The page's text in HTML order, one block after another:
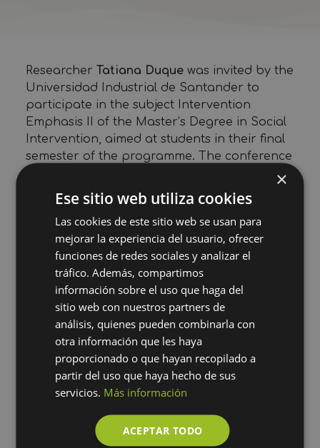
Researcher Tatiana Duquewas invited by the
Universidad Industrial de Santander to
participate in the subject Intervention
Emphasis II of the Master’s Degree in Social
Intervention, aimed at students in their final
semester of the programme. The conference
combining face-to-face and online
participation.
During the meeting, Tatiana Duque
presented theMadresUPproject, especially
the work carried out with Latina mothers.
The session provided a space for academic
exchange and methodological reflection with
master’s students on social intervention
initiatives developed in different rural and
urban contexts in Colombia. The dialogue
allowed for the sharing of experiences on
action-research, participatory
intervention in contexts of inequality and
human mobility.
×
Ese sitio web utiliza cookies
Las cookies de este sitio web se usan para
mejorar la experiencia del usuario, ofrecer
funciones de redes sociales y analizar el
tráfico. Además, compartimos
información sobre el uso que haga del
sitio web con nuestros partners de
análisis, quienes pueden combinarla con
otra información que les haya
proporcionado o que hayan recopilado a
partir del uso que haya hecho de sus
servicios. Más información
ACEPTAR TODO